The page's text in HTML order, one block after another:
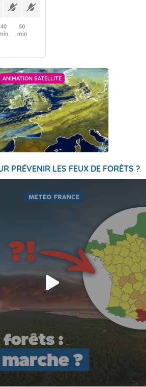
40
50
min
ANIMATION SATELLITE
PRÉVENIR LES FEUX DE FORÊTS ?